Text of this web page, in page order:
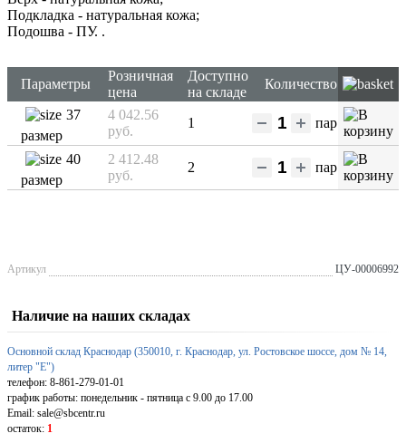
Подкладка - натуральная кожа;
Подошва - ПУ. .
Параметры
Розничная
цена
Доступно
на складе
Количество
37
размер
4 042.56
руб.
1 пар
40
размер
2 412.48
руб.
2 пар
Артикул ЦУ-00006992
Наличие на наших складах
Основной склад Краснодар (350010, г. Краснодар, ул. Ростовское шоссе, дом № 14,
литер "Е")
телефон: 8-861-279-01-01
график работы: понедельник - пятница с 9.00 до 17.00
Email: sale@sbcentr.ru
остаток: 1